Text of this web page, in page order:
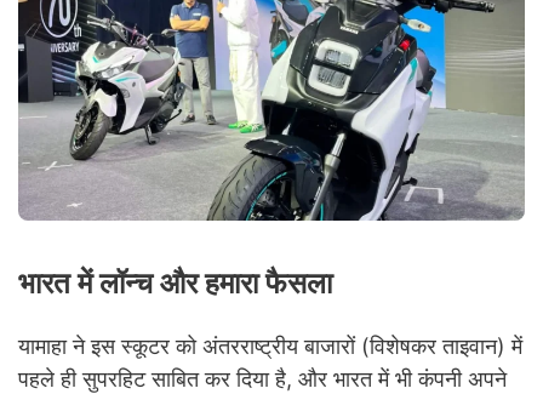
भारत में लॉन्च और हमारा फैसला
यामाहा ने इस स्कूटर को अंतरराष्ट्रीय बाजारों (विशेषकर ताइवान) में
पहले ही सुपरहिट साबित कर दिया है, और भारत में भी कंपनी अपने